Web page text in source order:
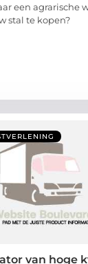
een agrarische
stal te kopen?
van hoge